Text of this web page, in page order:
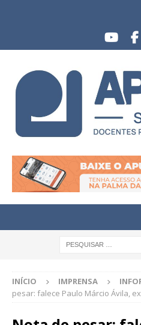
INÍCIO IMPRENSA
pesar: falece Paulo Márcio Ávila,